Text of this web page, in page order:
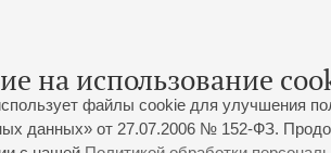
на использование
файлы cookie для улучшения
данных» от 27.07.2006 № 152-ФЗ.